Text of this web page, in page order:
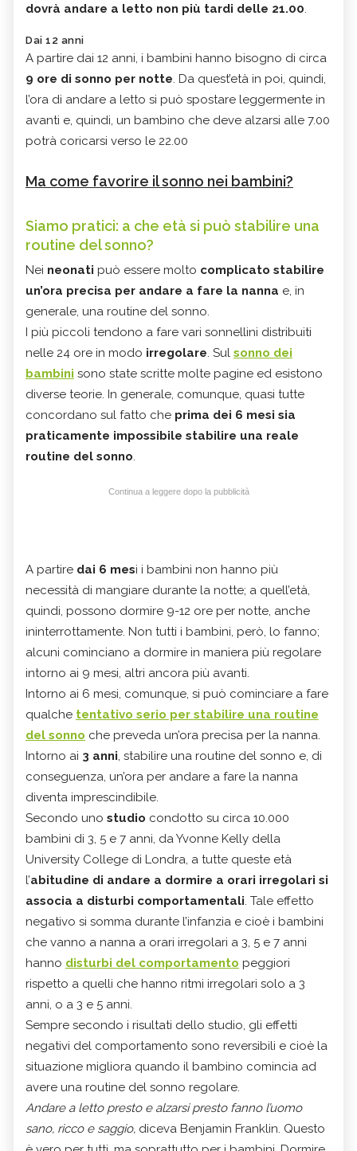
dovrà andare a letto non più tardi delle 21.00.
Dai 12 anni
A partire dai 12 anni, i bambini hanno bisogno di circa
9 ore di sonno per notte. Da quest’età in poi, quindi,
l’ora di andare a letto si può spostare leggermente in
avanti e, quindi, un bambino che deve alzarsi alle 7.00
potrà coricarsi verso le 22.00
Ma come favorire il sonno nei bambini?
Siamo pratici: a che età si può stabilire una
routine del sonno?
Nei neonati può essere molto complicato stabilire
un’ora precisa per andare a fare la nanna e, in
generale, una routine del sonno.
I più piccoli tendono a fare vari sonnellini distribuiti
nelle 24 ore in modo irregolare. Sul sonno dei
bambini sono state scritte molte pagine ed esistono
diverse teorie. In generale, comunque, quasi tutte
concordano sul fatto che prima dei 6 mesi sia
praticamente impossibile stabilire una reale
routine del sonno.
Continua a leggere dopo la pubblicità
A partire dai 6 mesi i bambini non hanno più
necessità di mangiare durante la notte; a quell’età,
quindi, possono dormire 9-12 ore per notte, anche
ininterrottamente. Non tutti i bambini, però, lo fanno;
alcuni cominciano a dormire in maniera più regolare
intorno ai 9 mesi, altri ancora più avanti.
Intorno ai 6 mesi, comunque, si può cominciare a fare
qualche tentativo serio per stabilire una routine
del sonno che preveda un’ora precisa per la nanna.
Intorno ai 3 anni, stabilire una routine del sonno e, di
conseguenza, un’ora per andare a fare la nanna
diventa imprescindibile.
Secondo uno studio condotto su circa 10.000
bambini di 3, 5 e 7 anni, da Yvonne Kelly della
University College di Londra, a tutte queste età
l’abitudine di andare a dormire a orari irregolari si
associa a disturbi comportamentali. Tale effetto
negativo si somma durante l’infanzia e cioè i bambini
che vanno a nanna a orari irregolari a 3, 5 e 7 anni
hanno disturbi del comportamento peggiori
rispetto a quelli che hanno ritmi irregolari solo a 3
anni, o a 3 e 5 anni.
Sempre secondo i risultati dello studio, gli effetti
negativi del comportamento sono reversibili e cioè la
situazione migliora quando il bambino comincia ad
avere una routine del sonno regolare.
Andare a letto presto e alzarsi presto fanno l’uomo
sano, ricco e saggio, diceva Benjamin Franklin. Questo